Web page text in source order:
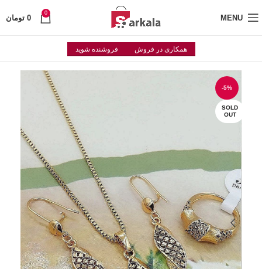
MENU
0
0 تومان
همکاری در فروش فروشنده شوید
-5%
SOLD
OUT